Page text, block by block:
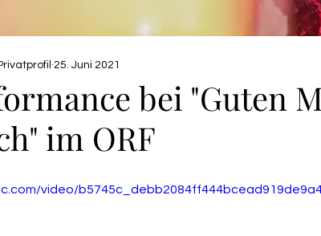
bei "Guten
im ORF
25. Juni 2021
video/